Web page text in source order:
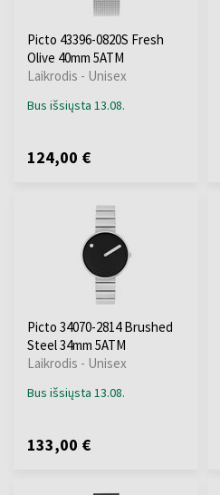
Picto 43396-0820S Fresh
Olive 40mm 5ATM
Laikrodis - Unisex
Bus išsiųsta 13.08.
124,00 €
Picto 34070-2814 Brushed
Steel 34mm 5ATM
Laikrodis - Unisex
Bus išsiųsta 13.08.
133,00 €